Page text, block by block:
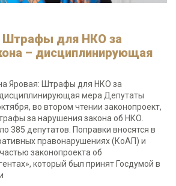
Штрафы для НКО за
– дисциплинирующая
Яровая: Штрафы для НКО за
мера Депутаты
во втором чтении законопроект,
за нарушения закона об НКО.
385 депутатов. Поправки вносятся в
правонарушениях (КоАП) и
законопроекта об
который был принят Госдумой в